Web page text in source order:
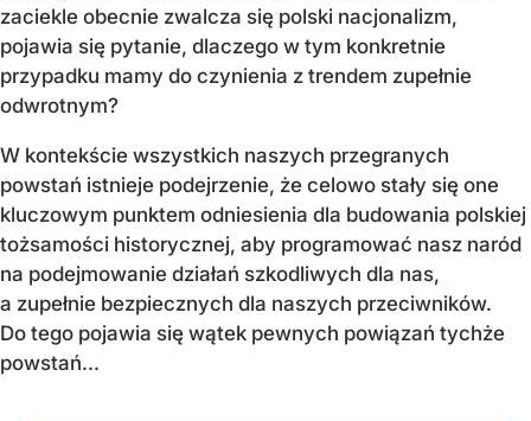
zaciekle obecnie zwalcza się polski nacjonalizm,
pojawia się pytanie, dlaczego w tym konkretnie
przypadku mamy do czynienia z trendem zupełnie
odwrotnym?
W kontekście wszystkich naszych przegranych
powstań istnieje podejrzenie, że celowo stały się one
kluczowym punktem odniesienia dla budowania polskiej
tożsamości historycznej, aby programować nasz naród
na podejmowanie działań szkodliwych dla nas,
a zupełnie bezpiecznych dla naszych przeciwników.
Do tego pojawia się wątek pewnych powiązań tychże
powstań...